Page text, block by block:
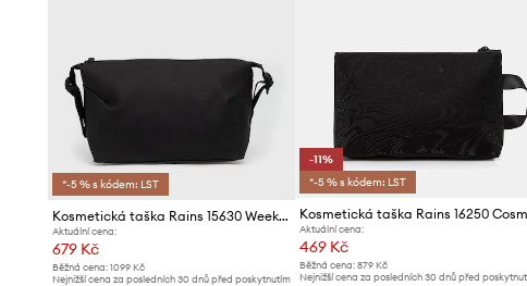
*-5 % s kódem: LST
Kosmetická taška Rains 15630 Weekend Wash Bag
Aktuální cena:
679 Kč
Běžná cena: 1099 Kč
Nejnižší cena za posledních 30 dnů před poskytnutím
-11%
*-5 % s kódem: LST
Aktuální cena:
469 Kč
Běžná cena:879 Kč
Nejnižší cena za posledních 30 dnů před